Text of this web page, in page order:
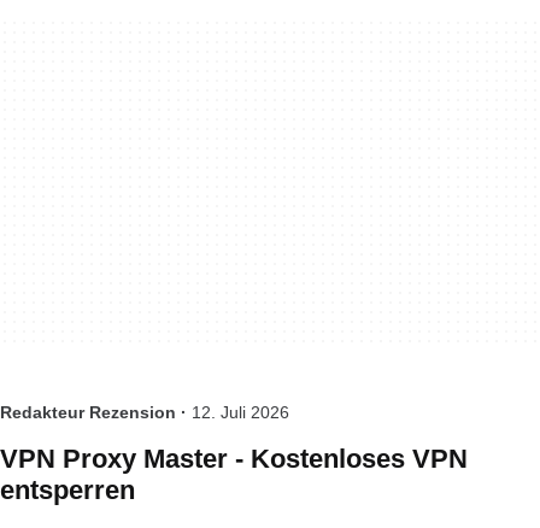
Redakteur Rezension · 12. Juli 2026
VPN Proxy Master - Kostenloses VPN
entsperren